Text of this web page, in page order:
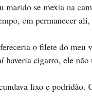
marido se mexia na
em permanecer
o filete do meu
haveria cigarro, ele
lixo e podridão.